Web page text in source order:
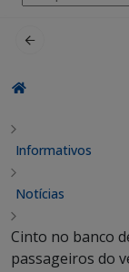
por:
Informativos
Notícias
Cinto no banco
passageiros do